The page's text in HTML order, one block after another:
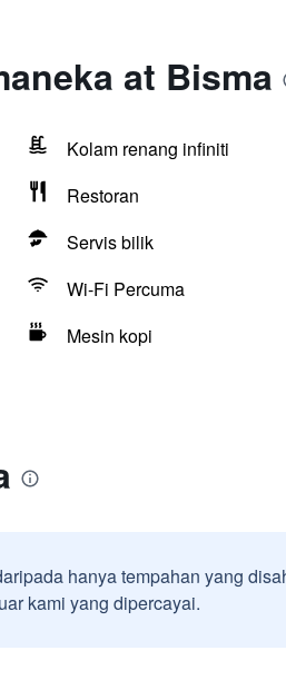
at Bisma
Kolam renang infiniti
Restoran
Servis bilik
Wi-Fi Percuma
Mesin kopi
hanya tempahan yang
kami yang dipercayai.